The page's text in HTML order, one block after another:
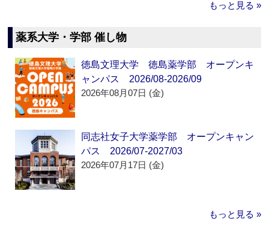
もっと見る »
薬系大学・学部 催し物
徳島文理大学 徳島薬学部 オープンキ
ャンパス 2026/08-2026/09
2026年08月07日 (金)
同志社女子大学薬学部 オープンキャン
パス 2026/07-2027/03
2026年07月17日 (金)
もっと見る »